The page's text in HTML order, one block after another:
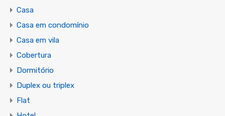
Casa
Casa em condomínio
Casa em vila
Cobertura
Dormitório
Duplex ou triplex
Flat